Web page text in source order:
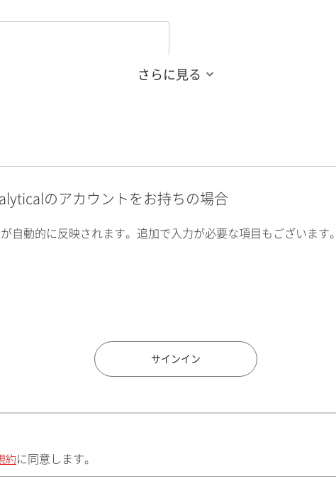
住所検索
さらに見る
のアカウントをお持ちの場合
動的に反映されます。追加で入力が必要な項目もございます。
サインイン
約 に同意します。